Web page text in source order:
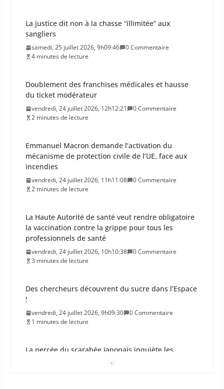
La justice dit non à la chasse “illimitée” aux
sangliers
samedi, 25 juillet 2026, 9h09:46
0 Commentaire
4 minutes de lecture
Doublement des franchises médicales et hausse
du ticket modérateur
vendredi, 24 juillet 2026, 12h12:21
0 Commentaire
2 minutes de lecture
Emmanuel Macron demande l’activation du
mécanisme de protection civile de l’UE, face aux
incendies
vendredi, 24 juillet 2026, 11h11:08
0 Commentaire
2 minutes de lecture
La Haute Autorité de santé veut rendre obligatoire
la vaccination contre la grippe pour tous les
professionnels de santé
vendredi, 24 juillet 2026, 10h10:38
0 Commentaire
3 minutes de lecture
Des chercheurs découvrent du sucre dans l’Espace
!
vendredi, 24 juillet 2026, 9h09:30
0 Commentaire
1 minutes de lecture
La percée du scarabée japonais inquiète les